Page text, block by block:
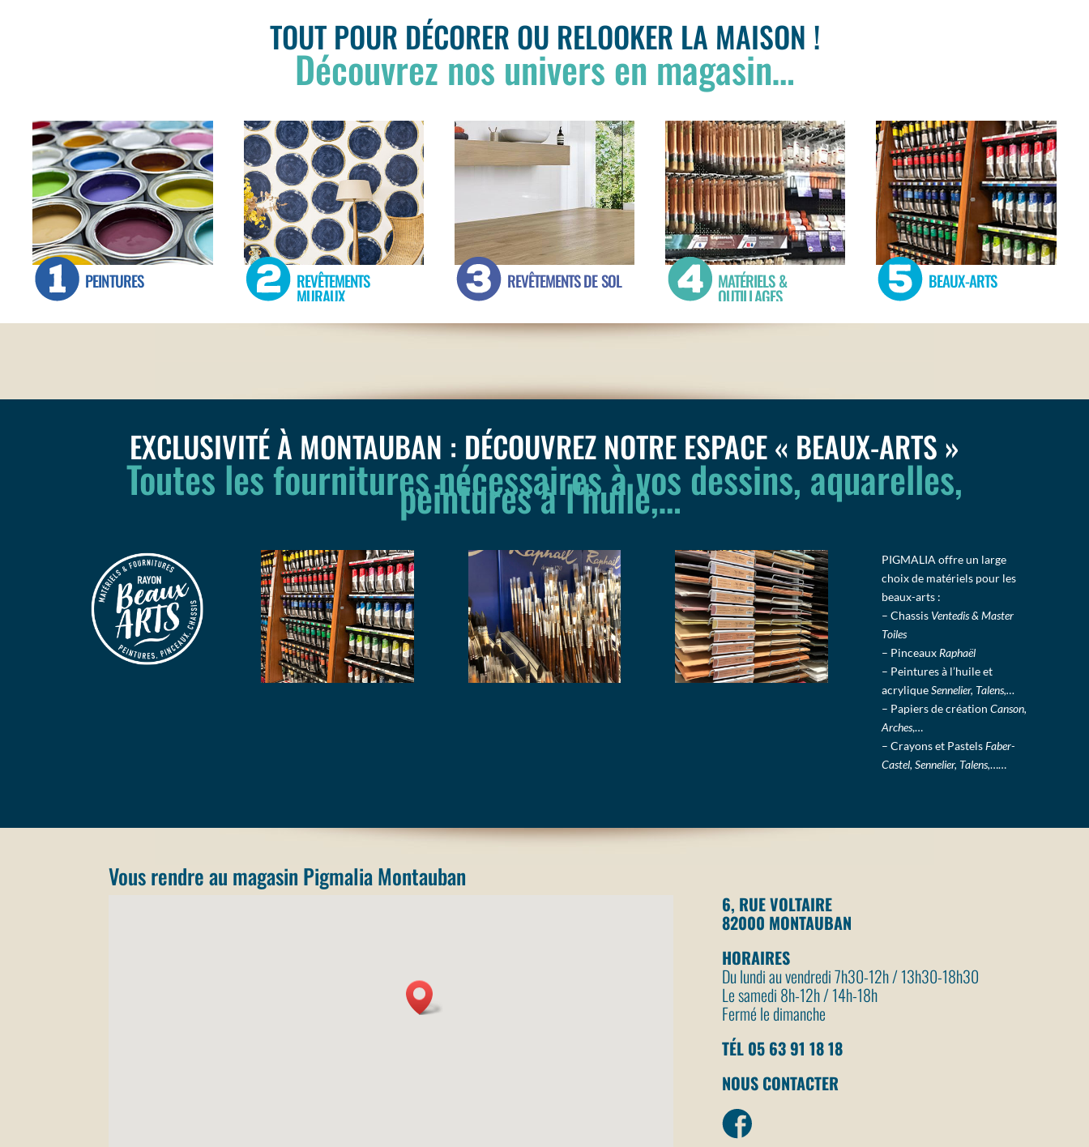
TOUT POUR DÉCORER OU RELOOKER LA MAISON !
Découvrez nos univers en magasin…
PEINTURES REVÊTEMENTS
MURAUX
REVÊTEMENTS DE SOL MATÉRIELS &
OUTILLAGES
BEAUX-ARTS
EXCLUSIVITÉ À MONTAUBAN : DÉCOUVREZ NOTRE ESPACE « BEAUX-ARTS »
Toutes les fournitures nécessaires à vos dessins, aquarelles,
peintures à l’huile,…
PIGMALIA offre un large
choix de matériels pour les
beaux-arts :
– Chassis Ventedis & Master
Toiles
– Pinceaux Raphaël
– Peintures à l’huile et
acryliqueSennelier, Talens,…
– Papiers de créationCanson,
Arches,…
– Crayons et PastelsFaber-
Castel, Sennelier, Talens,……
Vous rendre au magasin Pigmalia Montauban
6, RUE VOLTAIRE
82000 MONTAUBAN
HORAIRES
Du lundi au vendredi 7h30-12h / 13h30-18h30
Le samedi 8h-12h / 14h-18h
Fermé le dimanche
TÉL 05 63 91 18 18
NOUS CONTACTER